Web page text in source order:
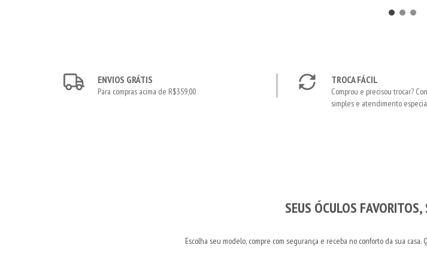
ENVIOS GRÁTIS
Para compras acima de R$359,00
TROCA FÁCIL
Comprou e precisou trocar?
simples e atendimento
SEUS ÓCULOS
Escolha seu modelo, compre com segurança e receba no conforto da sua